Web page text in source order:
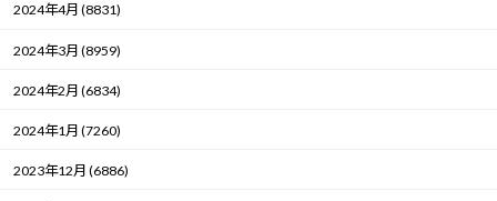
2024年4月 (8831)
2024年3月 (8959)
2024年2月 (6834)
2024年1月 (7260)
2023年12月 (6886)